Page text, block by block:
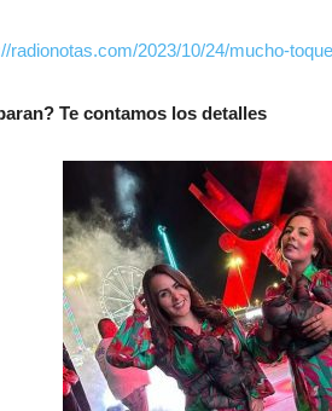
radionotas.com/2023/10/24/mucho-
Te contamos los detalles